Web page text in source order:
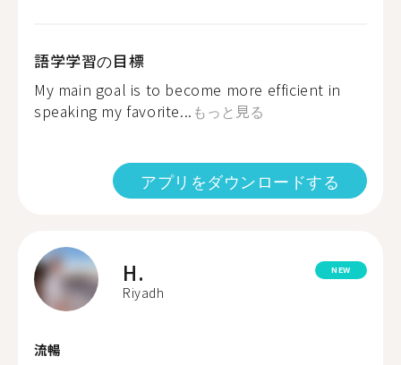
語学学習の目標
My main goal is to become more efficient in
speaking my favorite... もっと見る
アプリをダウンロードする
H.
Riyadh
NEW
流暢